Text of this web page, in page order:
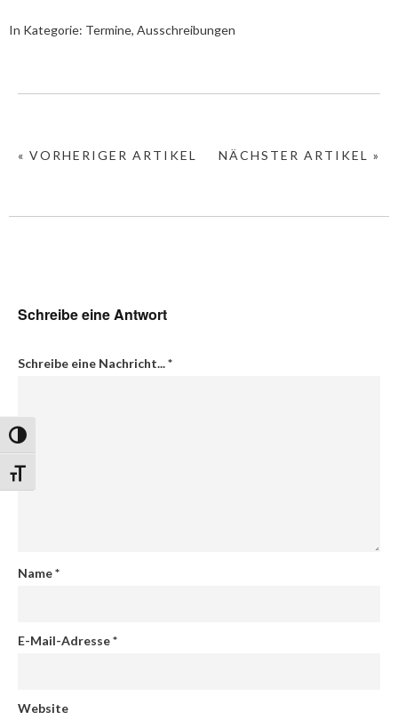
Umschalten auf hohe Kontraste
Schrift vergrößern
In Kategorie: Termine, Ausschreibungen
NÄCHSTER ARTIKEL »
« VORHERIGER ARTIKEL
Schreibe eine Antwort
Schreibe eine Nachricht...*
Name*
E-Mail-Adresse*
Website